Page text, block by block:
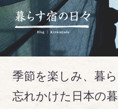
季節を楽しみ、暮ら
忘れかけた日本の